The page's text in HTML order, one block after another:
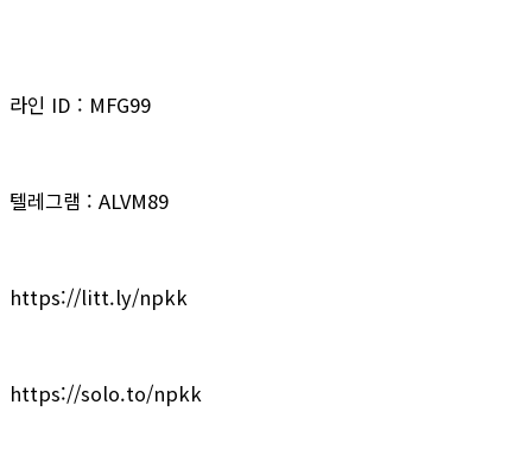
라인 ID : MFG99
텔레그램 : ALVM89
https://litt.ly/npkk
https://solo.to/npkk